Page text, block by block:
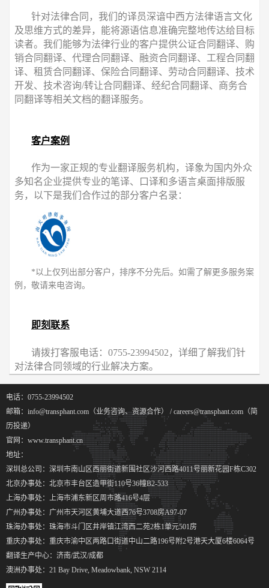
针对法律合同，我们的译员深谙中西方法律语言文化
及思维方式的差异，能将源语信息准确完整地传达给目标
读者。我们能够为法律行业的客户提供公证合同翻译、购
销合同翻译、代理合同翻译、融资合同翻译、工程合同翻
译、租赁合同翻译、保险合同翻译、劳动合同翻译、技术
开发、技术咨询/转让合同翻译、经纪合同翻译、商务合
同翻译等相关文档的翻译服务。
客户案例
作为一家正规的专业翻译服务机构，译象为国内外众
多知名企业提供专业的笔译、口译和多语言桌面排版服
务，以下是我们合作过的部分客户名录：
*以上仅列出部分客户，排序不分先后。如需了解更多服务案
例，敬请来电咨询。
即刻联系
请拨打客服电话：0755-23994502，详细了解我们针
对法律合同领域的行业解决方案。
电话：0755-23994502
邮箱：info@transphant.com（业务咨询、资源合作） / careers@transphant.com（简
历投递）
官网：www.transphant.cn
地址：
深圳总公司：深圳市南山区西丽街道新围社区沙河西路4011号丽新花园F栋C302
北京办事处：北京市丰台区造甲街110号36幢B2-533
上海办事处：上海市浦东新区周市路416号4层
广州办事处：广州市天河区黄埔大道西76号3708房A97-07
珠海办事处：珠海市斗门区井岸镇江湾西二苑2栋1单元501房
重庆办事处：重庆市渝中区两路口街道中山二路196号附2号港天大厦6楼6064号
翻译生产中心：济南/武汉/成都
澳洲办事处：21 Bay Drive, Meadowbank, NSW 2114